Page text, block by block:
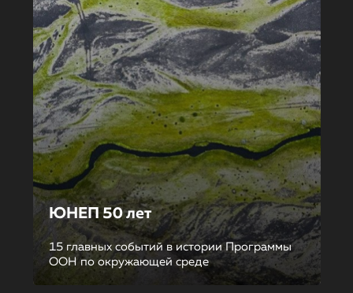
ЮНЕП 50 лет
15 главных событий в истории Программы
ООН по окружающей среде